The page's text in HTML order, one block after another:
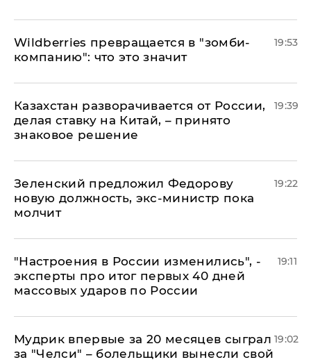
Wildberries превращается в "зомби-
компанию": что это значит
19:53
Казахстан разворачивается от России,
делая ставку на Китай, – принято
знаковое решение
19:39
Зеленский предложил Федорову
новую должность, экс-министр пока
молчит
19:22
"Настроения в России изменились", -
эксперты про итог первых 40 дней
массовых ударов по России
19:11
Мудрик впервые за 20 месяцев сыграл
за "Челси" – болельщики вынесли свой
19:02